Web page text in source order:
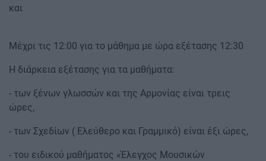
και
Μέχρι τις 12:00 για το μάθημα με ώρα εξέτασης 12:30
Η διάρκεια εξέτασης για τα μαθήματα:
- των ξένων γλωσσών και της Αρμονίας είναι τρεις
ώρες,
- των Σχεδίων ( Ελεύθερο και Γραμμικό) είναι έξι ώρες,
- του ειδικού μαθήματος «Έλεγχος Μουσικών